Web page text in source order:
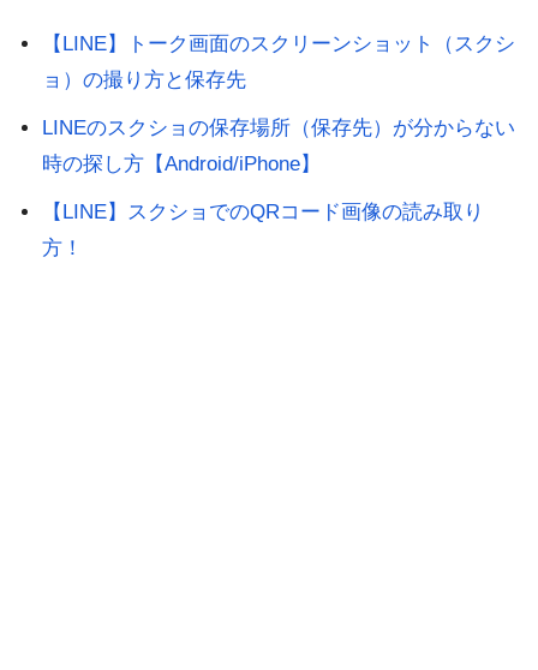
【LINE】トーク画面のスクリーンショット（スクシ
ョ）の撮り方と保存先
LINEのスクショの保存場所（保存先）が分からない
時の探し方【Android/iPhone】
【LINE】スクショでのQRコード画像の読み取り
方！